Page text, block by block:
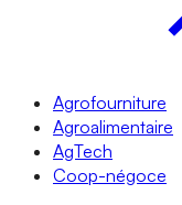
Agrofourniture
Agroalimentaire
AgTech
Coop-négoce